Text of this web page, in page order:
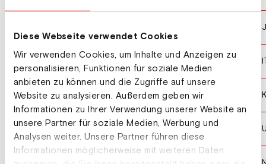
Diese Webseite verwendet Cookies
Wir verwenden Cookies, um Inhalte und Anzeigen zu
personalisieren, Funktionen für soziale Medien
anbieten zu können und die Zugriffe auf unsere
Website zu analysieren. Außerdem geben wir
Informationen zu Ihrer Verwendung unserer Website an
unsere Partner für soziale Medien, Werbung und
Analysen weiter. Unsere Partner führen diese
Informationen möglicherweise mit weiteren Daten
6 ITALY
7 KAZAKHSTAN
8 UNITED STATES OF AMERICA